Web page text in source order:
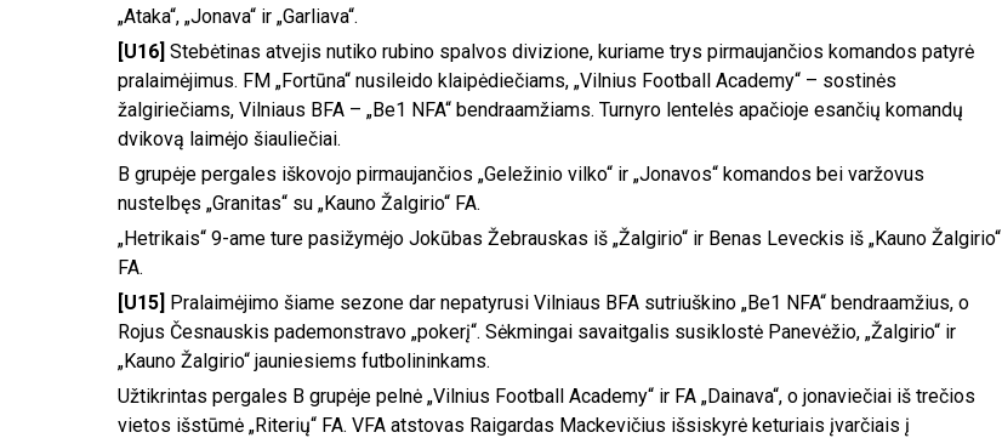
„Ataka“, „Jonava“ ir „Garliava“.
[U16] Stebėtinas atvejis nutiko rubino spalvos divizione, kuriame trys pirmaujančios komandos patyrė
pralaimėjimus. FM „Fortūna“ nusileido klaipėdiečiams, „Vilnius Football Academy“ – sostinės
žalgiriečiams, Vilniaus BFA – „Be1 NFA“ bendraamžiams. Turnyro lentelės apačioje esančių komandų
dvikovą laimėjo šiauliečiai.
B grupėje pergales iškovojo pirmaujančios „Geležinio vilko“ ir „Jonavos“ komandos bei varžovus
nustelbęs „Granitas“ su „Kauno Žalgirio“ FA.
„Hetrikais“ 9-ame ture pasižymėjo Jokūbas Žebrauskas iš „Žalgirio“ ir Benas Leveckis iš „Kauno Žalgirio“
FA.
[U15] Pralaimėjimo šiame sezone dar nepatyrusi Vilniaus BFA sutriuškino „Be1 NFA“ bendraamžius, o
Rojus Česnauskis pademonstravo „pokerį“. Sėkmingai savaitgalis susiklostė Panevėžio, „Žalgirio“ ir
„Kauno Žalgirio“ jauniesiems futbolininkams.
Užtikrintas pergales B grupėje pelnė „Vilnius Football Academy“ ir FA „Dainava“, o jonaviečiai iš trečios
vietos išstūmė „Riterių“ FA. VFA atstovas Raigardas Mackevičius išsiskyrė keturiais įvarčiais į